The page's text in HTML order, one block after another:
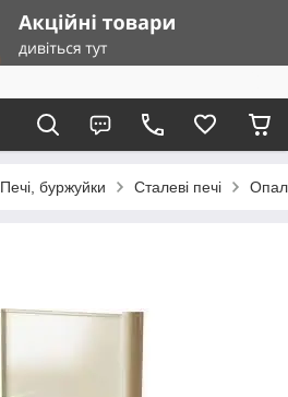
Печі, буржуйки Сталеві печі